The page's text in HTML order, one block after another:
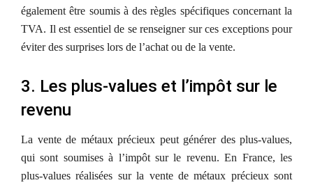
également être soumis à des règles spécifiques concernant la
TVA. Il est essentiel de se renseigner sur ces exceptions pour
éviter des surprises lors de l’achat ou de la vente.
3. Les plus-values et l’impôt sur le
revenu
La vente de métaux précieux peut générer des plus-values,
qui sont soumises à l’impôt sur le revenu. En France, les
plus-values réalisées sur la vente de métaux précieux sont